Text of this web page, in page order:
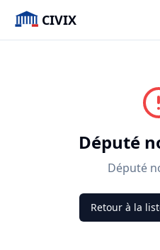
CIVIX
Député
Député
Retour à la